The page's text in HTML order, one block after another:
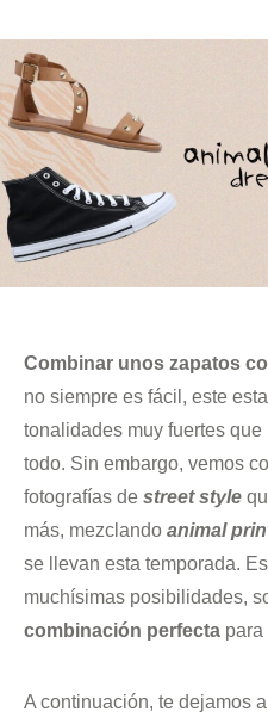
Combinar unos zapatos
no siempre es fácil, este
tonalidades muy fuertes
todo. Sin embargo, vemos
fotografías de street style
más, mezclando animal
se llevan esta temporada.
muchísimas posibilidades,
combinación perfecta para
A continuación, te dejamos